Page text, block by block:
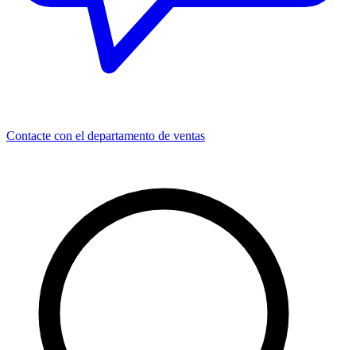
Contacte con el departamento de ventas